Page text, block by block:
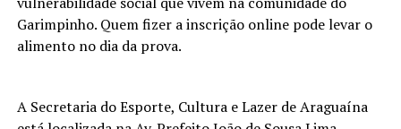
Garimpinho. Quem fizer a inscrição online pode levar o
alimento no dia da prova.
A Secretaria do Esporte, Cultura e Lazer de Araguaína